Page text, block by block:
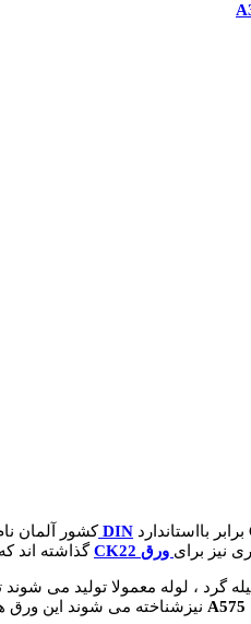
DIN کشور آلمان
نیز برای ورق CK22 گذاشته اند
، لوله معمولا تولید می شوند
A575 نیزشناخته می شوند این